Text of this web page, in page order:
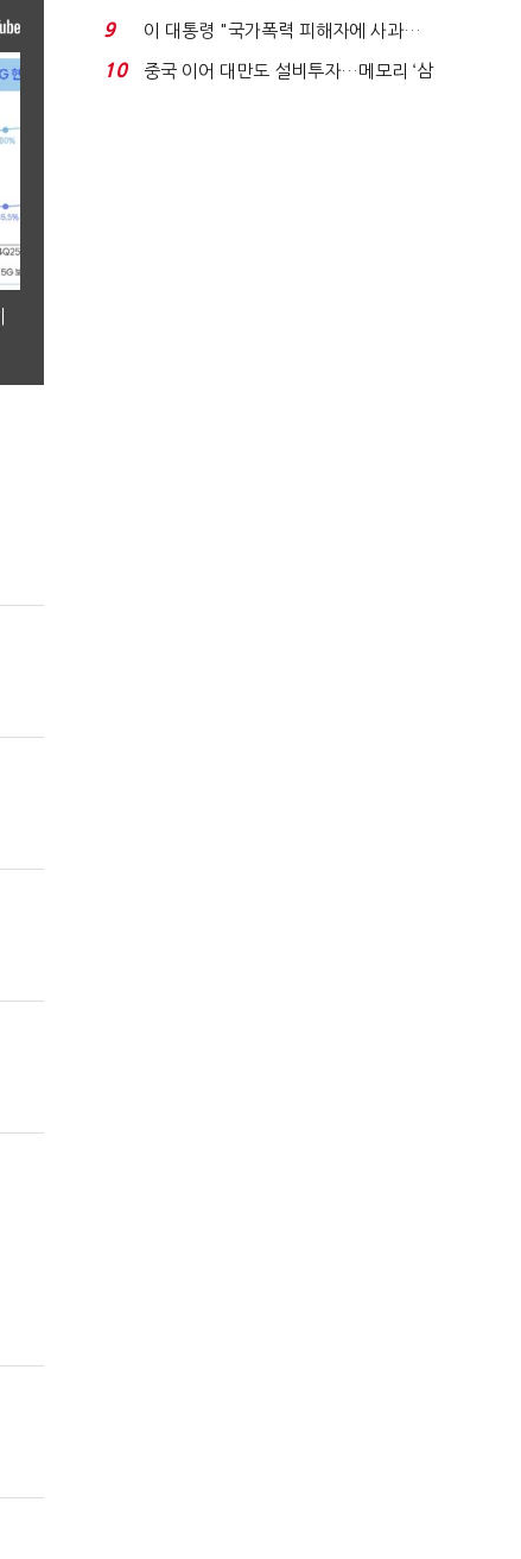
빈 매대 채우며 문 연 ...
9
이 대통령 "국가폭력 피해자에 사과…
적극적 조사로 진...
10
중국 이어 대만도 설비투자…메모리 ‘삼